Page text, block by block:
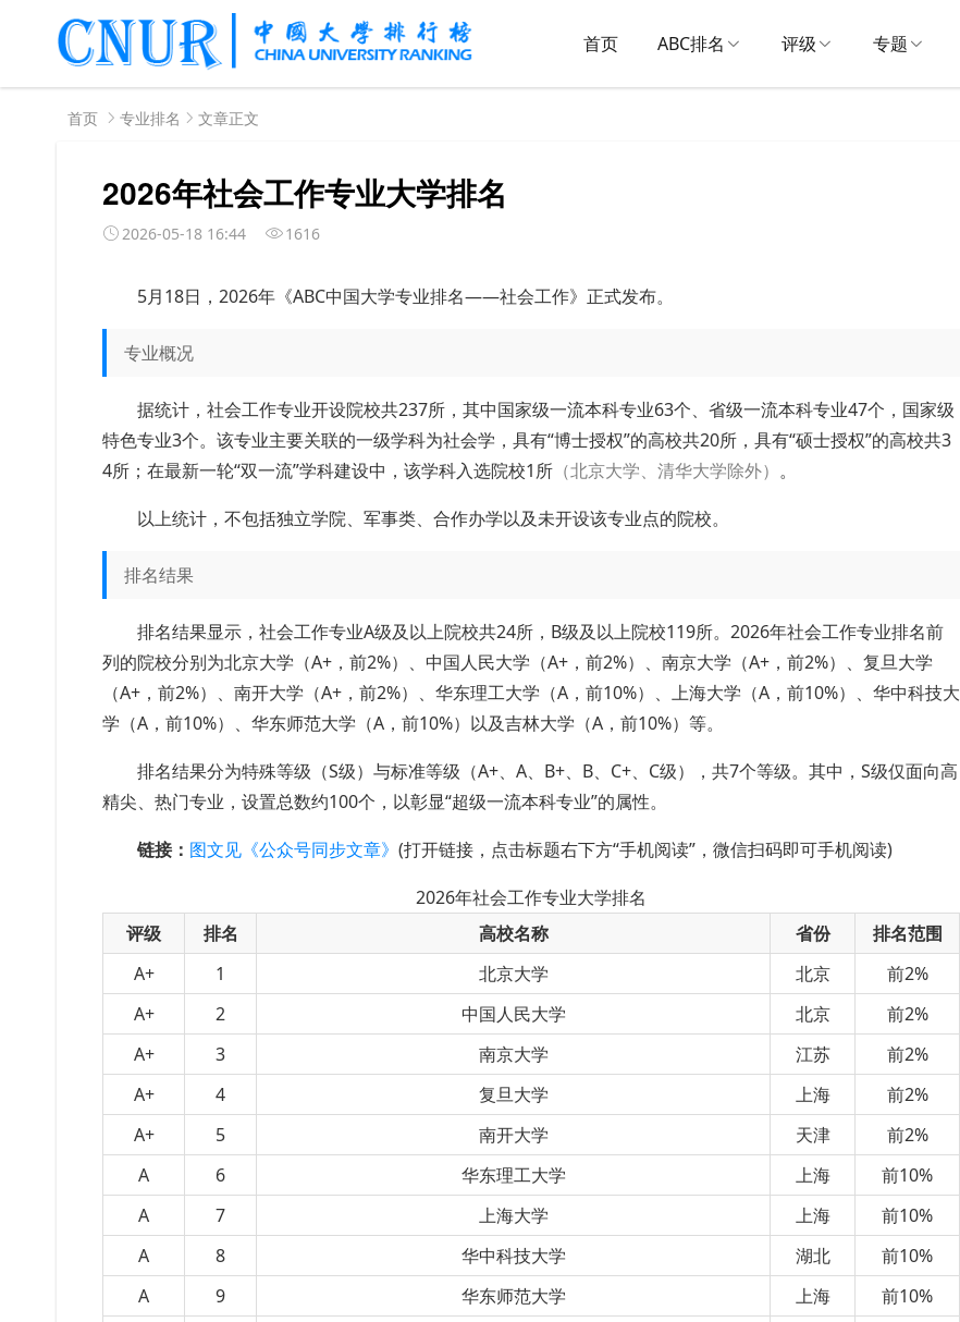
首页 ABC排名 评级 专题
首页 专业排名 文章正文
2026年社会工作专业大学排名
2026-05-18 16:44 1616
5月18日，2026年《ABC中国大学专业排名——社会工作》正式发布。
专业概况
据统计，社会工作专业开设院校共237所，其中国家级一流本科专业63个、省级一流本科专业47个，国家级
特色专业3个。该专业主要关联的一级学科为社会学，具有“博士授权”的高校共20所，具有“硕士授权”的高校共3
4所；在最新一轮“双一流”学科建设中，该学科入选院校1所 （北京大学、清华大学除外） 。
以上统计，不包括独立学院、军事类、合作办学以及未开设该专业点的院校。
排名结果
排名结果显示，社会工作专业A级及以上院校共24所，B级及以上院校119所。2026年社会工作专业排名前
列的院校分别为北京大学（A+，前2%）、中国人民大学（A+，前2%）、南京大学（A+，前2%）、复旦大学
（A+，前2%）、南开大学（A+，前2%）、华东理工大学（A，前10%）、上海大学（A，前10%）、华中科技大
学（A，前10%）、华东师范大学（A，前10%）以及吉林大学（A，前10%）等。
排名结果分为特殊等级（S级）与标准等级（A+、A、B+、B、C+、C级），共7个等级。其中，S级仅面向高
精尖、热门专业，设置总数约100个，以彰显“超级一流本科专业”的属性。
链接： 图文见《公众号同步文章》 (打开链接，点击标题右下方“手机阅读”，微信扫码即可手机阅读)
2026年社会工作专业大学排名
评级
排名 高校名称 省份
排名范围
A+
1 北京大学 北京
前2%
A+
2 中国人民大学 北京
前2%
A+
3 南京大学 江苏
前2%
A+
4 复旦大学 上海
前2%
A+
5 南开大学 天津
前2%
A
6 华东理工大学 上海
前10%
A
7 上海大学 上海
前10%
A
8 华中科技大学 湖北
前10%
A
9 华东师范大学 上海
前10%